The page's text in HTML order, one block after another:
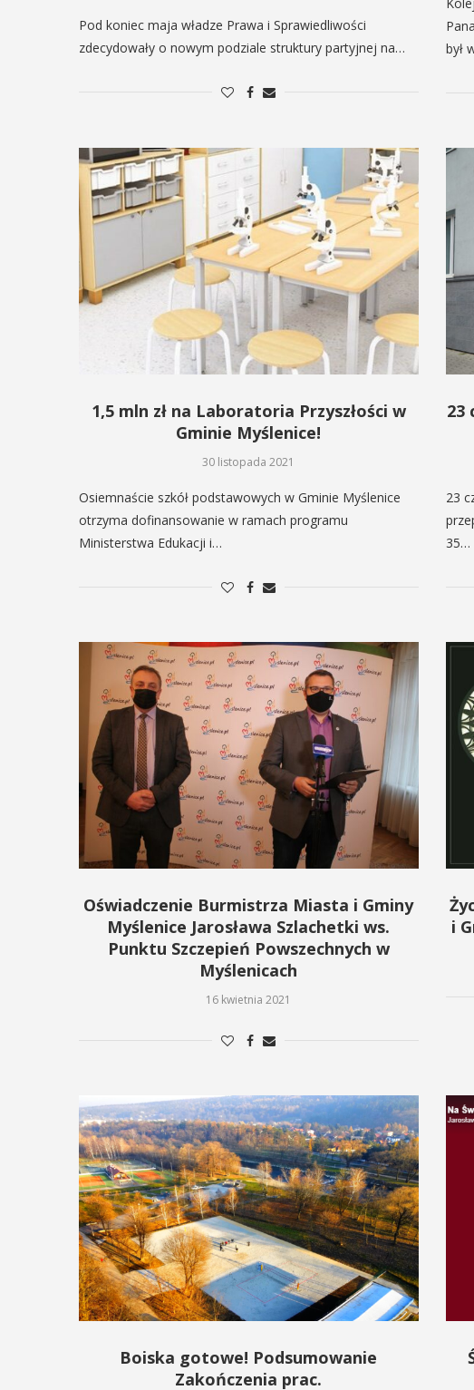
Pod koniec maja władze Prawa i Sprawiedliwości
zdecydowały o nowym podziale struktury partyjnej na…
był
1,5 mln zł na Laboratoria Przyszłości w
Gminie Myślenice!
30 listopada 2021
Osiemnaście szkół podstawowych w Gminie Myślenice
otrzyma dofinansowanie w ramach programu
Ministerstwa Edukacji i…
23
23
35…
Oświadczenie Burmistrza Miasta i Gminy
Myślenice Jarosława Szlachetki ws.
Punktu Szczepień Powszechnych w
Myślenicach
16 kwietnia 2021
i
Boiska gotowe! Podsumowanie
Zakończenia prac.